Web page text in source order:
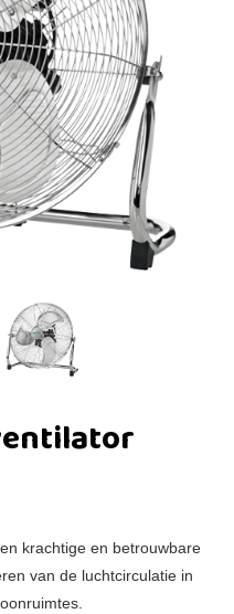
krachtige en betrouwbare
van de luchtcirculatie in